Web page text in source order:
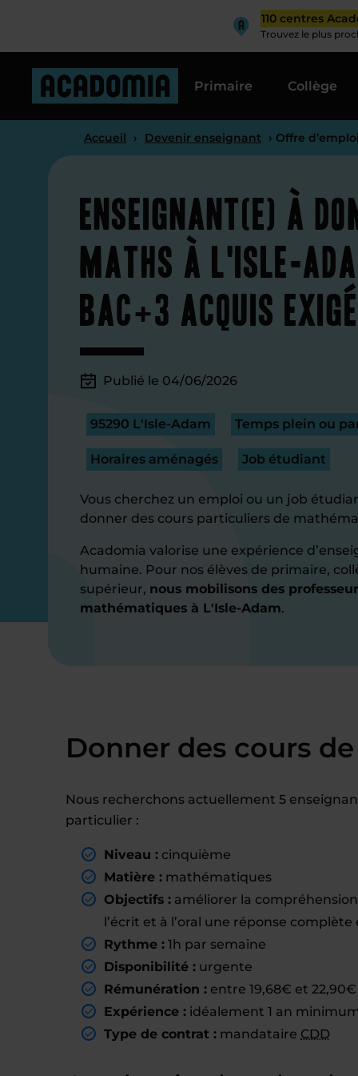
110 centres
Trouvez le plus
Primaire Collège
Accueil › Devenir enseignant › Offre
Enseignant(e) à
maths à L'Isle-
Bac+3 acquis exigé
Publié le 04/06/2026
95290 L'Isle-Adam Temps plein ou
Horaires aménagés Job étudiant
Vous cherchez un emploi ou un job
donner des cours particuliers de
Acadomia valorise une expérience
humaine. Pour nos élèves de primaire,
supérieur, nous mobilisons des
mathématiques à L'Isle-Adam.
Donner des cours
Nous recherchons actuellement 5
particulier :
Niveau : cinquième
Matière : mathématiques
Objectifs : améliorer la
l’écrit et à l’oral une réponse
Rythme : 1h par semaine
Disponibilité : urgente
Rémunération : entre 19,68€ et
Expérience : idéalement 1 an
Type de contrat : mandataire CDD